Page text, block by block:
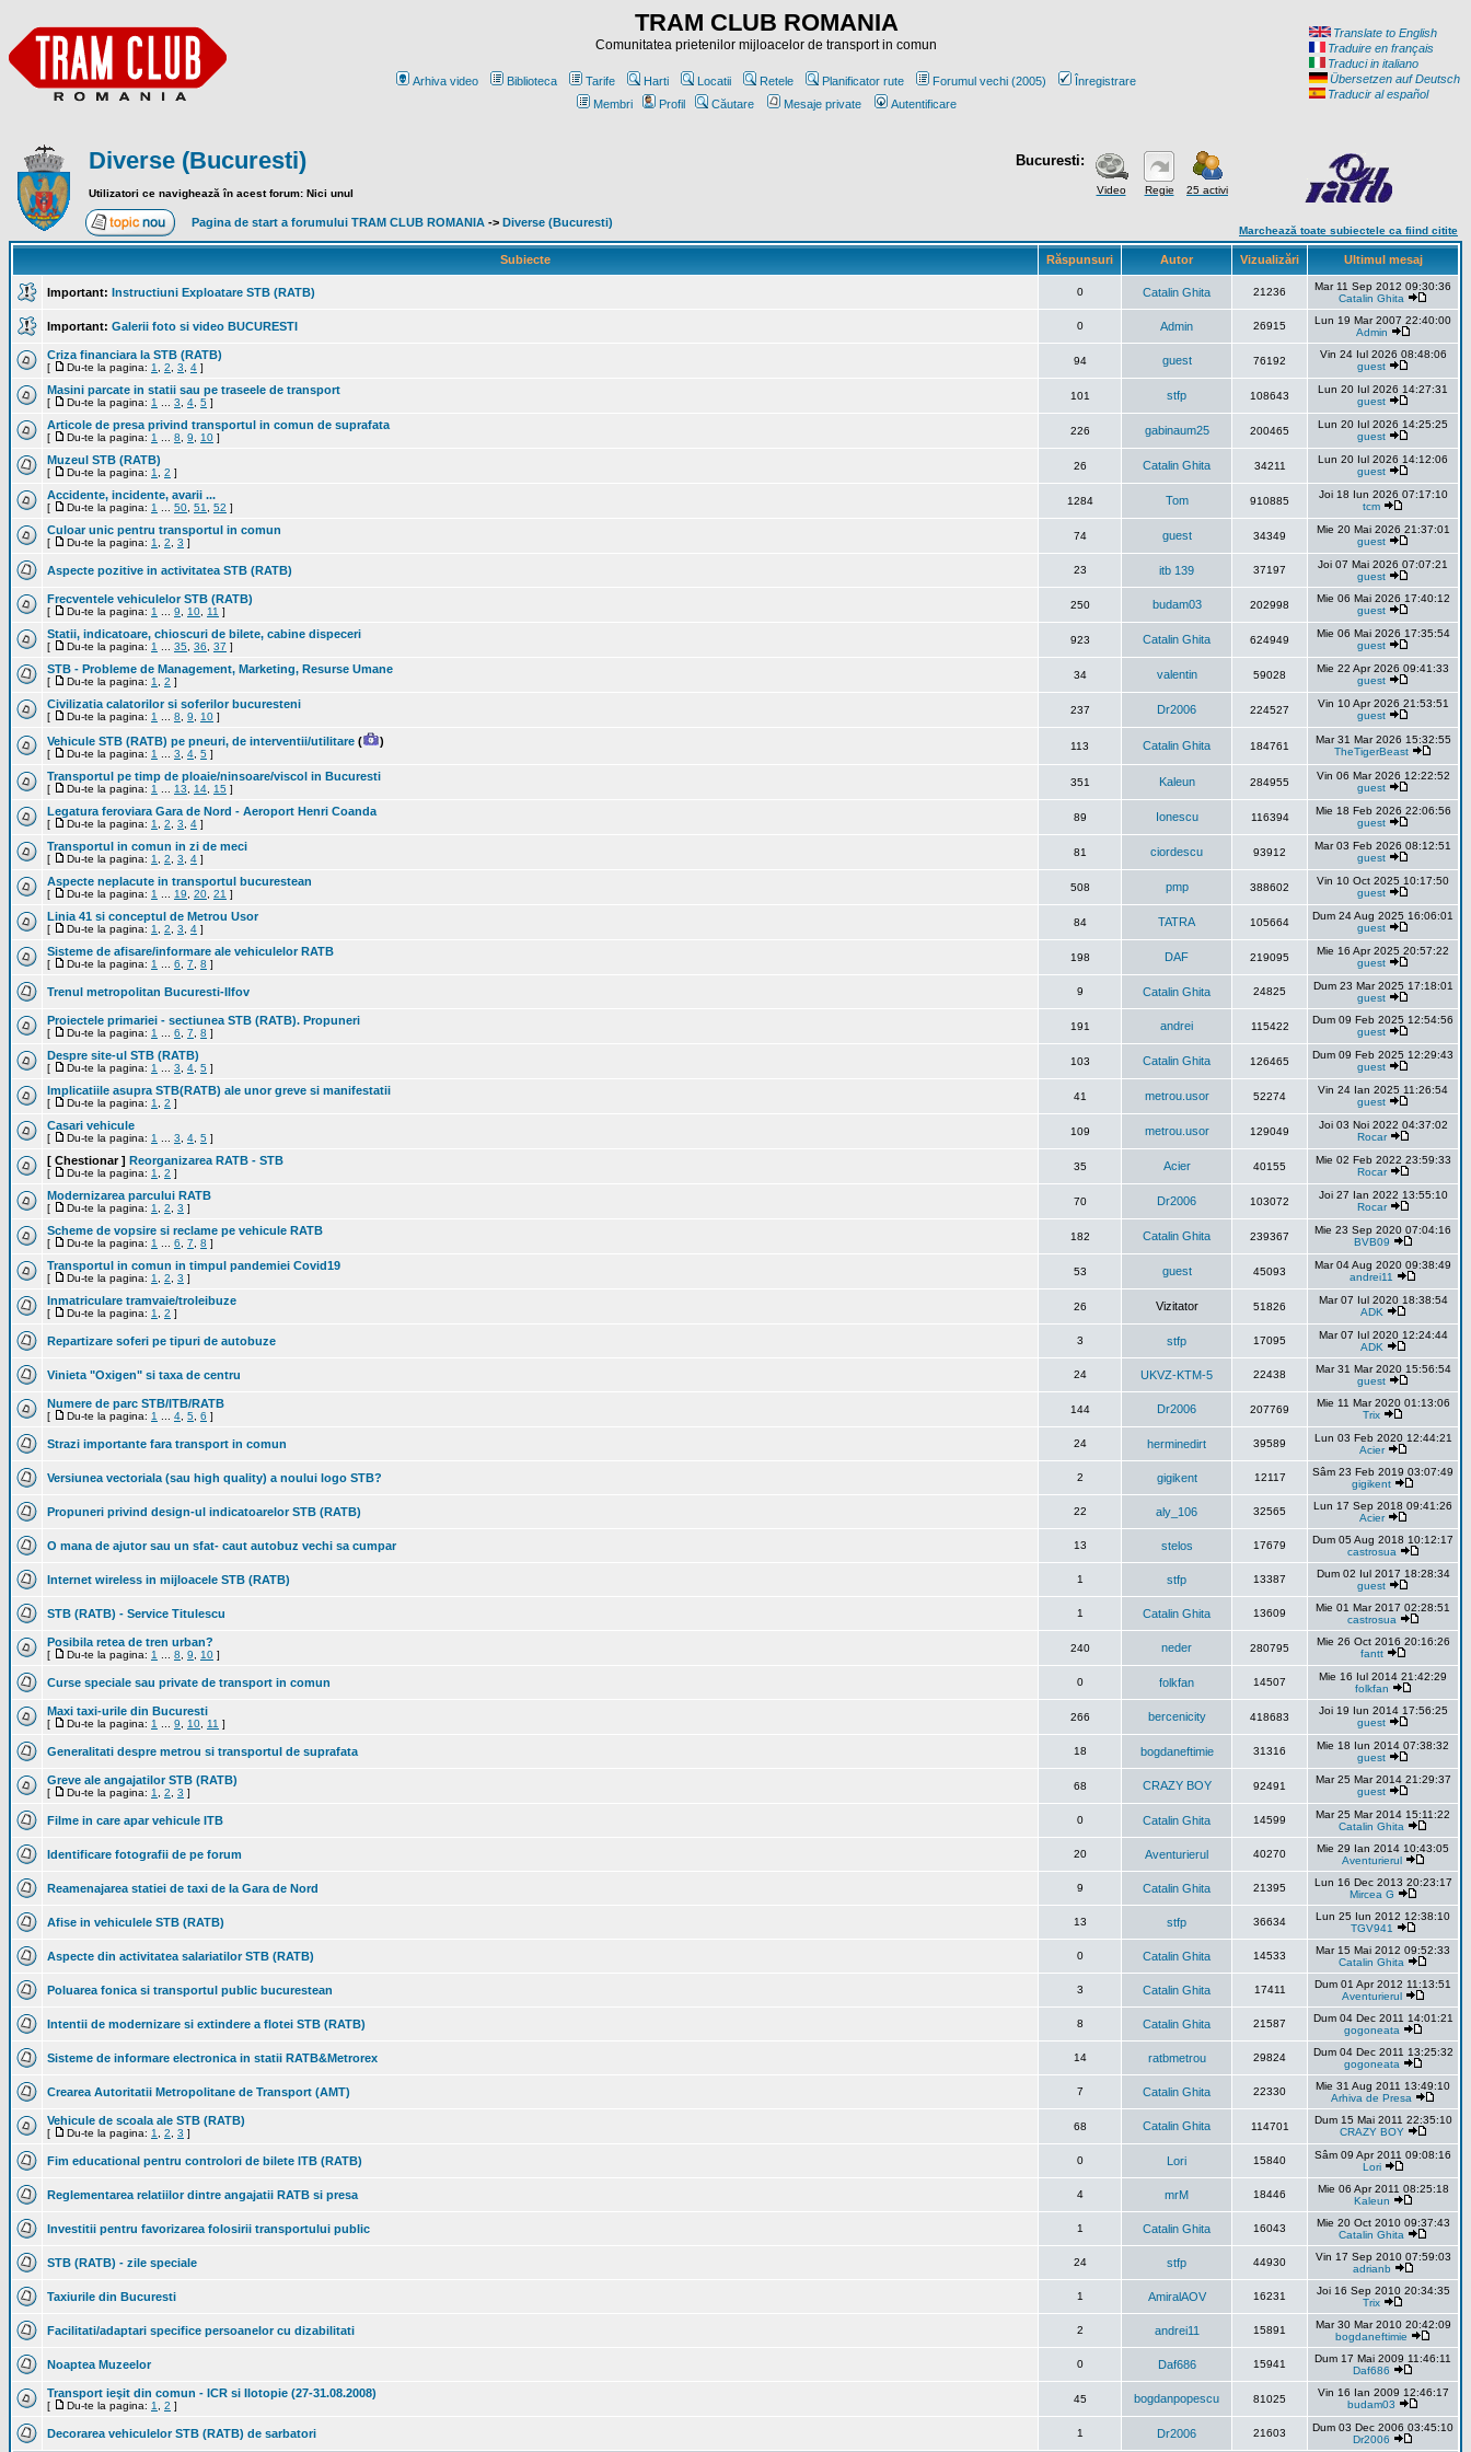
TRAM CLUB ROMANIA
Comunitatea prietenilor mijloacelor de transport in comun
Arhiva video Biblioteca Tarife Harti Locatii Retele Planificator rute Forumul vechi (2005)
Înregistrare
Membri
Profil Căutare Mesaje private Autentificare
Translate to English
Traduire en français
Traduci in italiano
Übersetzen auf Deutsch
Traducir al español
Diverse (Bucuresti)
Utilizatori ce navighează în acest forum: Nici unul
Bucuresti:
Video Regie 25 activi
Pagina de start a forumului TRAM CLUB ROMANIA -> Diverse (Bucuresti)
Marchează toate subiectele ca fiind citite
Subiecte Răspunsuri Autor Vizualizări Ultimul mesaj
Important: Instructiuni Exploatare STB (RATB) 0 Catalin Ghita 21236
Mar 11 Sep 2012 09:30:36
Catalin Ghita
Important: Galerii foto si video BUCURESTI 0 Admin 26915
Lun 19 Mar 2007 22:40:00
Admin
Criza financiara la STB (RATB)
[ Du-te la pagina: 1 2 3 4 ]
94 guest 76192
Vin 24 Iul 2026 08:48:06
guest
Masini parcate in statii sau pe traseele de transport
[ Du-te la pagina: 1 3 4 5 ]
101 stfp 108643
Lun 20 Iul 2026 14:27:31
guest
Articole de presa privind transportul in comun de suprafata
[ Du-te la pagina: 1 8 9 10 ]
226 gabinaum25 200465
Lun 20 Iul 2026 14:25:25
guest
Muzeul STB (RATB)
[ Du-te la pagina: 1 2 ]
26 Catalin Ghita 34211
Lun 20 Iul 2026 14:12:06
guest
Accidente, incidente, avarii ...
[ Du-te la pagina: 1 50 51 52 ]
1284 Tom 910885
Joi 18 Iun 2026 07:17:10
tcm
Culoar unic pentru transportul in comun
[ Du-te la pagina: 1 2 3 ]
74 guest 34349
Mie 20 Mai 2026 21:37:01
guest
Aspecte pozitive in activitatea STB (RATB) 23 itb 139 37197
Joi 07 Mai 2026 07:07:21
guest
Frecventele vehiculelor STB (RATB)
[ Du-te la pagina: 1 9 10 11 ]
250 budam03 202998
Mie 06 Mai 2026 17:40:12
guest
Statii, indicatoare, chioscuri de bilete, cabine dispeceri
[ Du-te la pagina: 1 35 36 37 ]
923 Catalin Ghita 624949
Mie 06 Mai 2026 17:35:54
guest
STB - Probleme de Management, Marketing, Resurse Umane
[ Du-te la pagina: 1 2 ]
34 valentin 59028
Mie 22 Apr 2026 09:41:33
guest
Civilizatia calatorilor si soferilor bucuresteni
[ Du-te la pagina: 1 8 9 10 ]
237 Dr2006 224527
Vin 10 Apr 2026 21:53:51
guest
Vehicule STB (RATB) pe pneuri, de interventii/utilitare ( )
[ Du-te la pagina: 1 3 4 5 ]
113 Catalin Ghita 184761
Mar 31 Mar 2026 15:32:55
TheTigerBeast
Transportul pe timp de ploaie/ninsoare/viscol in Bucuresti
[ Du-te la pagina: 1 13 14 15 ]
351 Kaleun 284955
Vin 06 Mar 2026 12:22:52
guest
Legatura feroviara Gara de Nord - Aeroport Henri Coanda
[ Du-te la pagina: 1 2 3 4 ]
89 Ionescu 116394
Mie 18 Feb 2026 22:06:56
guest
Transportul in comun in zi de meci
[ Du-te la pagina: 1 2 3 4 ]
81 ciordescu 93912
Mar 03 Feb 2026 08:12:51
guest
Aspecte neplacute in transportul bucurestean
[ Du-te la pagina: 1 19 20 21 ]
508 pmp 388602
Vin 10 Oct 2025 10:17:50
guest
Linia 41 si conceptul de Metrou Usor
[ Du-te la pagina: 1 2 3 4 ]
84 TATRA 105664
Dum 24 Aug 2025 16:06:01
guest
Sisteme de afisare/informare ale vehiculelor RATB
[ Du-te la pagina: 1 6 7 8 ]
198 DAF 219095
Mie 16 Apr 2025 20:57:22
guest
Trenul metropolitan Bucuresti-Ilfov 9 Catalin Ghita 24825
Dum 23 Mar 2025 17:18:01
guest
Proiectele primariei - sectiunea STB (RATB). Propuneri
[ Du-te la pagina: 1 6 7 8 ]
191 andrei 115422
Dum 09 Feb 2025 12:54:56
guest
Despre site-ul STB (RATB)
[ Du-te la pagina: 1 3 4 5 ]
103 Catalin Ghita 126465
Dum 09 Feb 2025 12:29:43
guest
Implicatiile asupra STB(RATB) ale unor greve si manifestatii
[ Du-te la pagina: 1 2 ]
41 metrou.usor 52274
Vin 24 Ian 2025 11:26:54
guest
Casari vehicule
[ Du-te la pagina: 1 3 4 5 ]
109 metrou.usor 129049
Joi 03 Noi 2022 04:37:02
Rocar
[ Chestionar ] Reorganizarea RATB - STB
[ Du-te la pagina: 1 2 ]
35 Acier 40155
Mie 02 Feb 2022 23:59:33
Rocar
Modernizarea parcului RATB
[ Du-te la pagina: 1 2 3 ]
70 Dr2006 103072
Joi 27 Ian 2022 13:55:10
Rocar
Scheme de vopsire si reclame pe vehicule RATB
[ Du-te la pagina: 1 6 7 8 ]
182 Catalin Ghita 239367
Mie 23 Sep 2020 07:04:16
BVB09
Transportul in comun in timpul pandemiei Covid19
[ Du-te la pagina: 1 2 3 ]
53 guest 45093
Mar 04 Aug 2020 09:38:49
andrei11
Inmatriculare tramvaie/troleibuze
[ Du-te la pagina: 1 2 ]
26 Vizitator 51826
Mar 07 Iul 2020 18:38:54
ADK
Repartizare soferi pe tipuri de autobuze 3 stfp 17095
Mar 07 Iul 2020 12:24:44
ADK
Vinieta "Oxigen" si taxa de centru 24 UKVZ-KTM-5 22438
Mar 31 Mar 2020 15:56:54
guest
Numere de parc STB/ITB/RATB
[ Du-te la pagina: 1 4 5 6 ]
144 Dr2006 207769
Mie 11 Mar 2020 01:13:06
Trix
Strazi importante fara transport in comun 24 herminedirt 39589
Lun 03 Feb 2020 12:44:21
Acier
Versiunea vectoriala (sau high quality) a noului logo STB? 2 gigikent 12117
Sâm 23 Feb 2019 03:07:49
gigikent
Propuneri privind design-ul indicatoarelor STB (RATB) 22 aly_106 32565
Lun 17 Sep 2018 09:41:26
Acier
O mana de ajutor sau un sfat- caut autobuz vechi sa cumpar 13 stelos 17679
Dum 05 Aug 2018 10:12:17
castrosua
Internet wireless in mijloacele STB (RATB) 1 stfp 13387
Dum 02 Iul 2017 18:28:34
guest
STB (RATB) - Service Titulescu 1 Catalin Ghita 13609
Mie 01 Mar 2017 02:28:51
castrosua
Posibila retea de tren urban?
[ Du-te la pagina: 1 8 9 10 ]
240 neder 280795
Mie 26 Oct 2016 20:16:26
fantt
Curse speciale sau private de transport in comun 0 folkfan 14507
Mie 16 Iul 2014 21:42:29
folkfan
Maxi taxi-urile din Bucuresti
[ Du-te la pagina: 1 9 10 11 ]
266 bercenicity 418683
Joi 19 Iun 2014 17:56:25
guest
Generalitati despre metrou si transportul de suprafata 18 bogdaneftimie 31316
Mie 18 Iun 2014 07:38:32
guest
Greve ale angajatilor STB (RATB)
[ Du-te la pagina: 1 2 3 ]
68 CRAZY BOY 92491
Mar 25 Mar 2014 21:29:37
guest
Filme in care apar vehicule ITB 0 Catalin Ghita 14599
Mar 25 Mar 2014 15:11:22
Catalin Ghita
Identificare fotografii de pe forum 20 Aventurierul 40270
Mie 29 Ian 2014 10:43:05
Aventurierul
Reamenajarea statiei de taxi de la Gara de Nord 9 Catalin Ghita 21395
Lun 16 Dec 2013 20:23:17
Mircea G
Afise in vehiculele STB (RATB) 13 stfp 36634
Lun 25 Iun 2012 12:38:10
TGV941
Aspecte din activitatea salariatilor STB (RATB) 0 Catalin Ghita 14533
Mar 15 Mai 2012 09:52:33
Catalin Ghita
Poluarea fonica si transportul public bucurestean 3 Catalin Ghita 17411
Dum 01 Apr 2012 11:13:51
Aventurierul
Intentii de modernizare si extindere a flotei STB (RATB) 8 Catalin Ghita 21587
Dum 04 Dec 2011 14:01:21
gogoneata
Sisteme de informare electronica in statii RATB&Metrorex 14 ratbmetrou 29824
Dum 04 Dec 2011 13:25:32
gogoneata
Crearea Autoritatii Metropolitane de Transport (AMT) 7 Catalin Ghita 22330
Mie 31 Aug 2011 13:49:10
Arhiva de Presa
Vehicule de scoala ale STB (RATB)
[ Du-te la pagina: 1 2 3 ]
68 Catalin Ghita 114701
Dum 15 Mai 2011 22:35:10
CRAZY BOY
Fim educational pentru controlori de bilete ITB (RATB) 0 Lori 15840
Sâm 09 Apr 2011 09:08:16
Lori
Reglementarea relatiilor dintre angajatii RATB si presa 4 mrM 18446
Mie 06 Apr 2011 08:25:18
Kaleun
Investitii pentru favorizarea folosirii transportului public 1 Catalin Ghita 16043
Mie 20 Oct 2010 09:37:43
Catalin Ghita
STB (RATB) - zile speciale 24 stfp 44930
Vin 17 Sep 2010 07:59:03
adrianb
Taxiurile din Bucuresti 1 AmiralAOV 16231
Joi 16 Sep 2010 20:34:35
Trix
Facilitati/adaptari specifice persoanelor cu dizabilitati 2 andrei11 15891
Mar 30 Mar 2010 20:42:09
bogdaneftimie
Noaptea Muzeelor 0 Daf686 15941
Dum 17 Mai 2009 11:46:11
Daf686
Transport ieşit din comun - ICR si Ilotopie (27-31.08.2008)
[ Du-te la pagina: 1 2 ]
45 bogdanpopescu 81025
Vin 16 Ian 2009 12:46:17
budam03
Decorarea vehiculelor STB (RATB) de sarbatori 1 Dr2006 21603
Dum 03 Dec 2006 03:45:10
Dr2006